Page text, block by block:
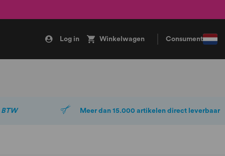
Log in Winkelwagen Consument
Meer dan 15.000 artikelen direct leverbaar